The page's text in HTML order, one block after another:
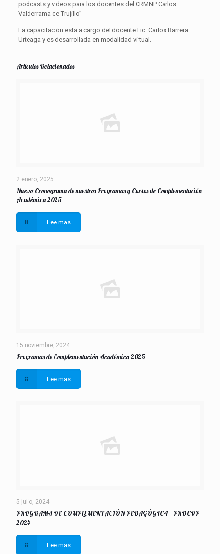
podcasts y videos para los docentes del CRMNP Carlos
Valderrama de Trujillo”
La capacitación está a cargo del docente Lic. Carlos Barrera
Urteaga y es desarrollada en modalidad virtual.
Artículos Relacionados
2 enero, 2025
Nuevo Cronograma de nuestros Programas y Cursos de Complementación
Académica 2025
Lee mas
15 noviembre, 2024
Programas de Complementación Académica 2025
Lee mas
5 julio, 2024
PROGRAMA DE COMPLEMENTACIÓN PEDAGÓGICA – PROCOP
2024
Lee mas